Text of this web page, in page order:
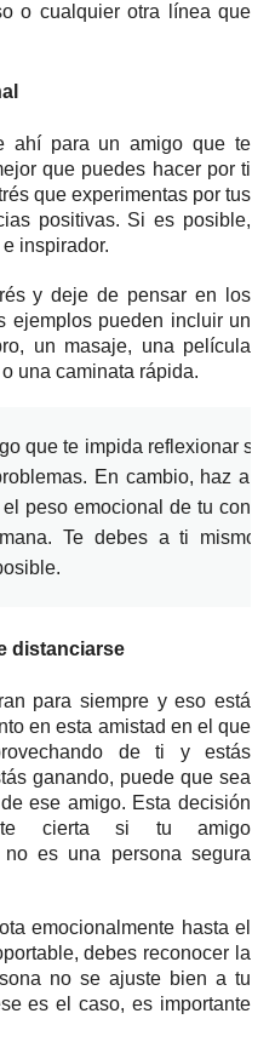
o cualquier otra línea que
ahí para un amigo que te
que puedes hacer por ti
que experimentas por tus
positivas. Si es posible,
inspirador.
y deje de pensar en los
ejemplos pueden incluir un
un masaje, una película
una caminata rápida.
que te impida reflexionar
En cambio, haz
peso emocional de tu
Te debes a ti mismo
distanciarse
para siempre y eso está
en esta amistad en el que
de ti y estás
ganando, puede que sea
ese amigo. Esta decisión
cierta si tu amigo
es una persona segura
emocionalmente hasta el
debes reconocer la
no se ajuste bien a tu
es el caso, es importante